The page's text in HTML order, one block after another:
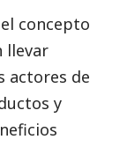
concepto
llevar
actores de
y